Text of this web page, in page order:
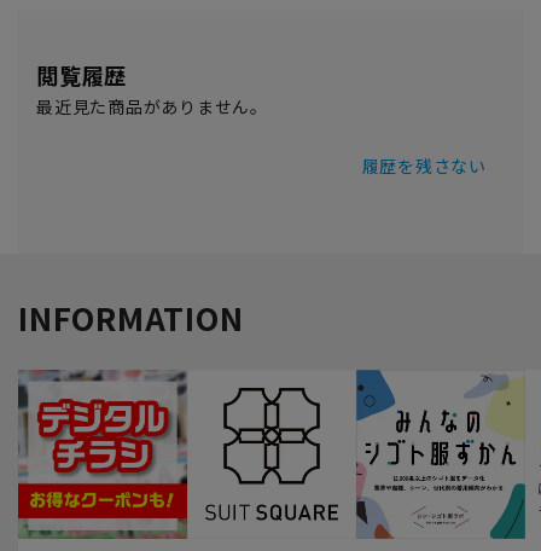
閲覧履歴
最近見た商品がありません。
履歴を残さない
INFORMATION